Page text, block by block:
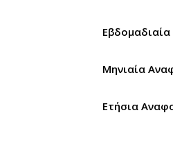
Μηνιαία
Ετήσια